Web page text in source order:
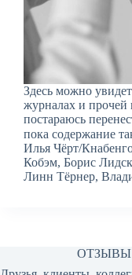
Здесь можно
журналах и прочей
постараюсь
пока содержание
Илья Чёрт/
Кобэм, Борис
Линн Тёрнер,